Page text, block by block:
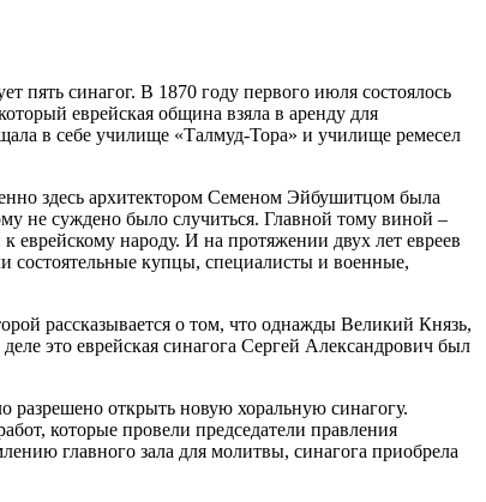
пять синагог. В 1870 году первого июля состоялось
еврейская община взяла в аренду для
в себе училище «Талмуд-Тора» и училище ремесел
здесь архитектором Семеном Эйбушитцом была
не суждено было случиться. Главной тому виной –
еврейскому народу. И на протяжении двух лет евреев
состоятельные купцы, специалисты и военные,
рассказывается о том, что однажды Великий Князь,
это еврейская синагога Сергей Александрович был
разрешено открыть новую хоральную синагогу.
которые провели председатели правления
главного зала для молитвы, синагога приобрела